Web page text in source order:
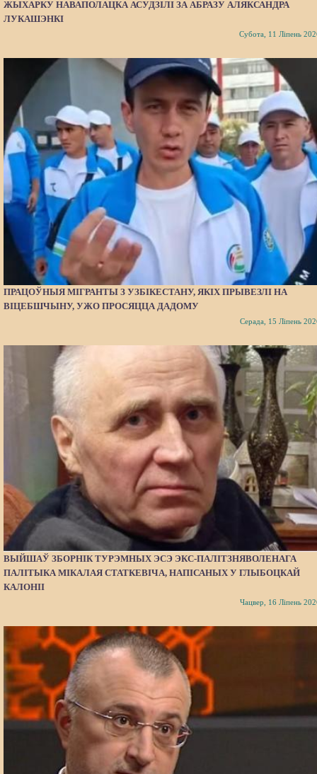
ЖЫХАРКУ НАВАПОЛАЦКА АСУДЗІЛІ ЗА АБРАЗУ АЛЯКСАНДРА
ЛУКАШЭНКІ
Субота, 11 Ліпень
ПРАЦОЎНЫЯ МІГРАНТЫ З УЗБІКЕСТАНУ, ЯКІХ ПРЫВЕЗЛІ НА
ВІЦЕБШЧЫНУ, УЖО ПРОСЯЦЦА ДАДОМУ
Серада, 15 Ліпень
ВЫЙШАЎ ЗБОРНІК ТУРЭМНЫХ ЭСЭ ЭКС-ПАЛІТЗНЯВОЛЕНАГА
ПАЛІТЫКА МІКАЛАЯ СТАТКЕВІЧА, НАПІСАНЫХ У ГЛЫБОЦКАЙ
КАЛОНІІ
Чацвер, 16 Ліпень